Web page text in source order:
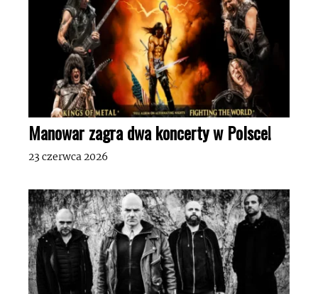
Manowar zagra dwa koncerty w Polsce!
23 czerwca 2026